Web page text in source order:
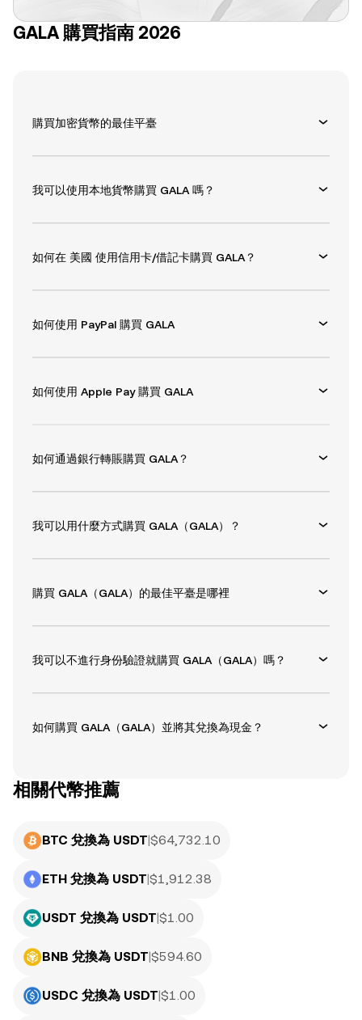
GALA 購買指南 2026
購買加密貨幣的最佳平臺
我可以使用本地貨幣購買 GALA 嗎？
如何在 美國 使用信用卡/借記卡購買 GALA？
如何使用 PayPal 購買 GALA
如何使用 Apple Pay 購買 GALA
如何通過銀行轉賬購買 GALA？
我可以用什麼方式購買 GALA（GALA）？
購買 GALA（GALA）的最佳平臺是哪裡
我可以不進行身份驗證就購買 GALA（GALA）嗎？
如何購買 GALA（GALA）並將其兌換為現金？
相關代幣推薦
BTC 兌換為 USDT|$64,732.10
ETH 兌換為 USDT|$1,912.38
USDT 兌換為 USDT|$1.00
BNB 兌換為 USDT|$594.60
USDC 兌換為 USDT|$1.00